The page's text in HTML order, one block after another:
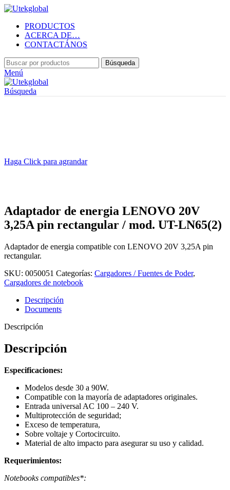
PRODUCTOS
ACERCA DE…
CONTACTÁNOS
Búsqueda
Menú
Búsqueda
Haga Click para agrandar
Adaptador de energia LENOVO 20V
3,25A pin rectangular / mod. UT-LN65(2)
Adaptador de energia compatible con LENOVO 20V 3,25A pin
rectangular.
SKU: 0050051 Categorías: Cargadores / Fuentes de Poder,
Cargadores de notebook
Descripción
Documents
Descripción
Descripción
Especificaciones:
Modelos desde 30 a 90W.
Compatible con la mayoría de adaptadores originales.
Entrada universal AC 100 – 240 V.
Multiprotección de seguridad;
Exceso de temperatura,
Sobre voltaje y Cortocircuito.
Material de alto impacto para asegurar su uso y calidad.
Requerimientos:
Notebooks compatibles*: